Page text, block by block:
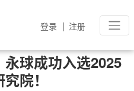
登录 | 注册
球成功入选2025
院！